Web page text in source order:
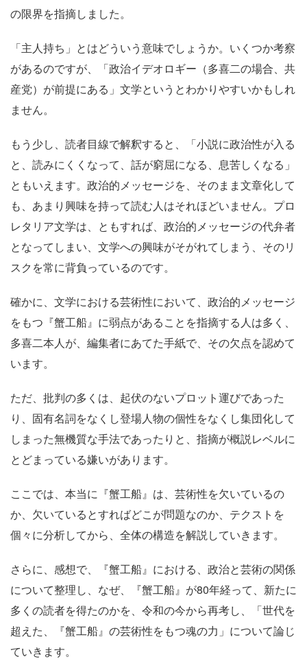
の限界を指摘しました。
「主人持ち」とはどういう意味でしょうか。いくつか考察
があるのですが、「政治イデオロギー（多喜二の場合、共
産党）が前提にある」文学というとわかりやすいかもしれ
ません。
もう少し、読者目線で解釈すると、「小説に政治性が入る
と、読みにくくなって、話が窮屈になる、息苦しくなる」
ともいえます。政治的メッセージを、そのまま文章化して
も、あまり興味を持って読む人はそれほどいません。プロ
レタリア文学は、ともすれば、政治的メッセージの代弁者
となってしまい、文学への興味がそがれてしまう、そのリ
スクを常に背負っているのです。
確かに、文学における芸術性において、政治的メッセージ
をもつ『蟹工船』に弱点があることを指摘する人は多く、
多喜二本人が、編集者にあてた手紙で、その欠点を認めて
います。
ただ、批判の多くは、起伏のないプロット運びであった
り、固有名詞をなくし登場人物の個性をなくし集団化して
しまった無機質な手法であったりと、指摘が概説レベルに
とどまっている嫌いがあります。
ここでは、本当に『蟹工船』は、芸術性を欠いているの
か、欠いているとすればどこが問題なのか、テクストを
個々に分析してから、全体の構造を解説していきます。
さらに、感想で、『蟹工船』における、政治と芸術の関係
について整理し、なぜ、『蟹工船』が80年経って、新たに
多くの読者を得たのかを、令和の今から再考し、「世代を
超えた、『蟹工船』の芸術性をもつ魂の力」について論じ
ていきます。